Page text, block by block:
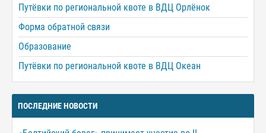
Путёвки по региональной квоте в ВДЦ Орлёнок
Форма обратной связи
Образование
Путёвки по региональной квоте в ВДЦ Океан
ПОСЛЕДНИЕ НОВОСТИ